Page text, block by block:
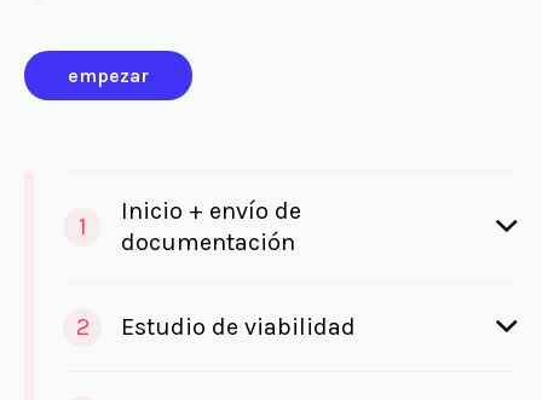
empezar
1
Inicio + envío de
documentación
2 Estudio de viabilidad